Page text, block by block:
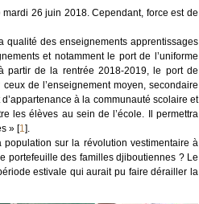
26 juin 2018. Cependant, force est de
qualité des enseignements apprentissages
et notamment le port de l’uniforme
partir de la rentrée 2018-2019, le port de
de l’enseignement moyen, secondaire
à la communauté scolaire et
les élèves au sein de l’école. Il permettra
» [1].
population sur la révolution vestimentaire à
portefeuille des familles djiboutiennes ? Le
estivale qui aurait pu faire dérailler la